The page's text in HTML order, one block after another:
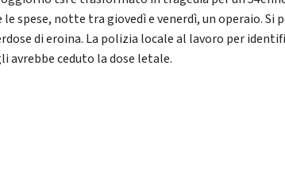
spese, notte tra giovedì e venerdì, un operaio. Si
di eroina. La polizia locale al lavoro per
avrebbe ceduto la dose letale.